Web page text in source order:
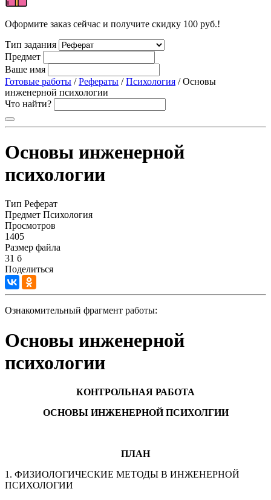
Оформите заказ сейчас и получите скидку 100 руб.!
Тип задания
Предмет
Ваше имя
Готовые работы /Рефераты /Психология / Основы
инженерной психологии
Что найти?
Основы инженерной
психологии
Тип Реферат
Предмет Психология
Просмотров
1405
Размер файла
31 б
Поделиться
Ознакомительный фрагмент работы:
Основы инженерной
психологии
КОНТРОЛЬНАЯ РАБОТА
ОСНОВЫ ИНЖЕНЕРНОЙ ПСИХОЛГИИ
ПЛАН
1. ФИЗИОЛОГИЧЕСКИЕ МЕТОДЫ В ИНЖЕНЕРНОЙ
ПСИХОЛОГИИ